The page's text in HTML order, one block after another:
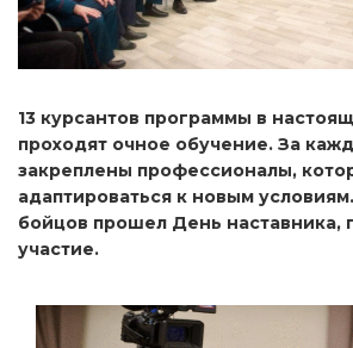
13 курсантов программы в
проходят очное обучение. За
закреплены профессионалы,
адаптироваться к новым
бойцов прошел День наставника,
участие.